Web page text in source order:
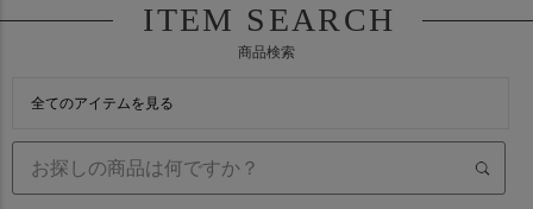
ITEM SEARCH
商品検索
全てのアイテムを見る